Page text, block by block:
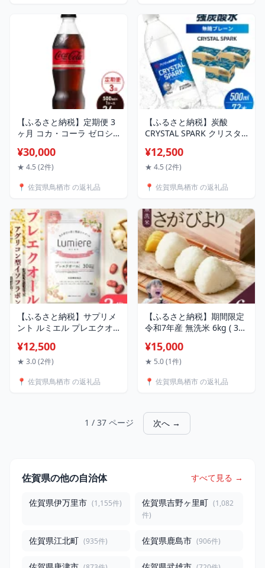
【ふるさと納税】定期便 3
ヶ月 コカ・コーラ ゼロシ
24本 ペットボトル コーラ
飲料 3回 お楽しみ
¥30,000
★ 4.5 (2件)
📍 佐賀県鳥栖市 の返礼品
【ふるさと納税】炭酸
CRYSTAL SPARK クリスタ
レーン 500ml×72本 飲料 ※
配送不可：沖縄、離島
¥12,500
★ 4.5 (2件)
📍 佐賀県鳥栖市 の返礼品
【ふるさと納税】サプリメ
ント ルミエル プレエクオ
グリコン型大豆イソフラボ
ン マルチビタミン 女性の
¥12,500
★ 3.0 (2件)
📍 佐賀県鳥栖市 の返礼品
【ふるさと納税】期間限定
令和7年産 無洗米 6kg ( 3kg
産 特A 米 お米 こめ コメ 白
米 五つ星 お米マイスター
¥15,000
★ 5.0 (1件)
📍 佐賀県鳥栖市 の返礼品
1 / 37 ページ 次へ →
佐賀県の他の自治体 すべて見る →
佐賀県伊万里市 (1,155件) 佐賀県吉野ヶ里町 (1,082
件)
佐賀県江北町 (935件) 佐賀県鹿島市 (906件)